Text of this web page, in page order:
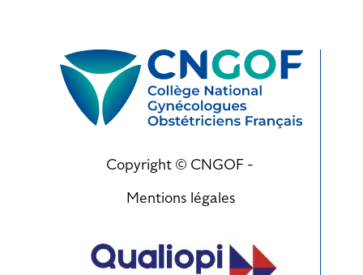
Copyright © CNGOF -
Mentions légales